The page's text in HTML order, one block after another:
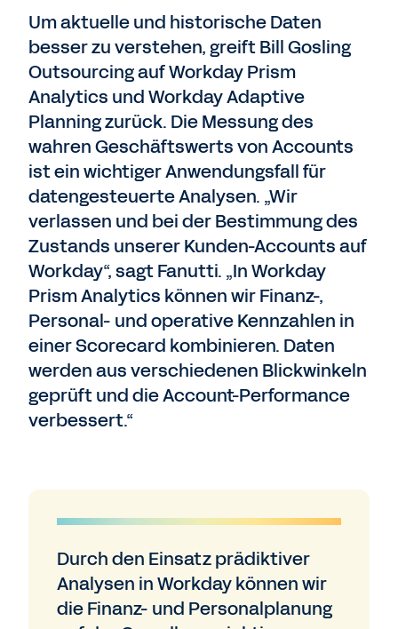
Um aktuelle und historische Daten
besser zu verstehen, greift Bill Gosling
Outsourcing auf Workday Prism
Analytics und Workday Adaptive
Planning zurück. Die Messung des
wahren Geschäftswerts von Accounts
ist ein wichtiger Anwendungsfall für
datengesteuerte Analysen. „Wir
verlassen und bei der Bestimmung des
Zustands unserer Kunden-Accounts auf
Workday“, sagt Fanutti. „In Workday
Prism Analytics können wir Finanz-,
Personal- und operative Kennzahlen in
einer Scorecard kombinieren. Daten
werden aus verschiedenen Blickwinkeln
geprüft und die Account-Performance
verbessert.“
Durch den Einsatz prädiktiver
Analysen in Workday können wir
die Finanz- und Personalplanung